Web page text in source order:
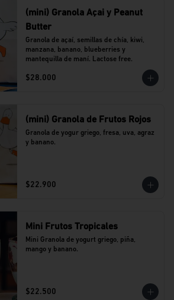
(mini) Granola Açai y Peanut
Butter
Granola de açaí, semillas de chía, kiwi,
manzana, banano, blueberries y
mantequilla de maní. Lactose free.
$28.000
(mini) Granola de Frutos Rojos
Granola de yogur griego, fresa, uva, agraz
y banano.
$22.900
Mini Frutos Tropicales
Mini Granola de yogurt griego, piña,
mango y banano.
$22.500